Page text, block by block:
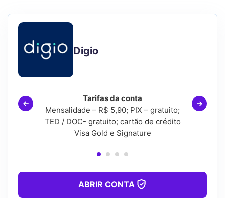
Digio
Tarifas da conta
Mensalidade – R$ 5,90; PIX – gratuito;
TED / DOC- gratuito; cartão de crédito
Visa Gold e Signature
ABRIR CONTA